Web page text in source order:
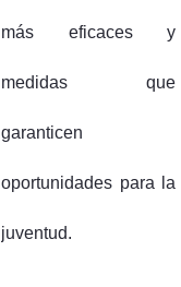
más eficaces y
medidas que
garanticen
oportunidades para la
juventud.